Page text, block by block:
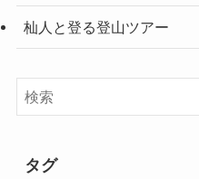
杣人と登る登山ツアー
タグ